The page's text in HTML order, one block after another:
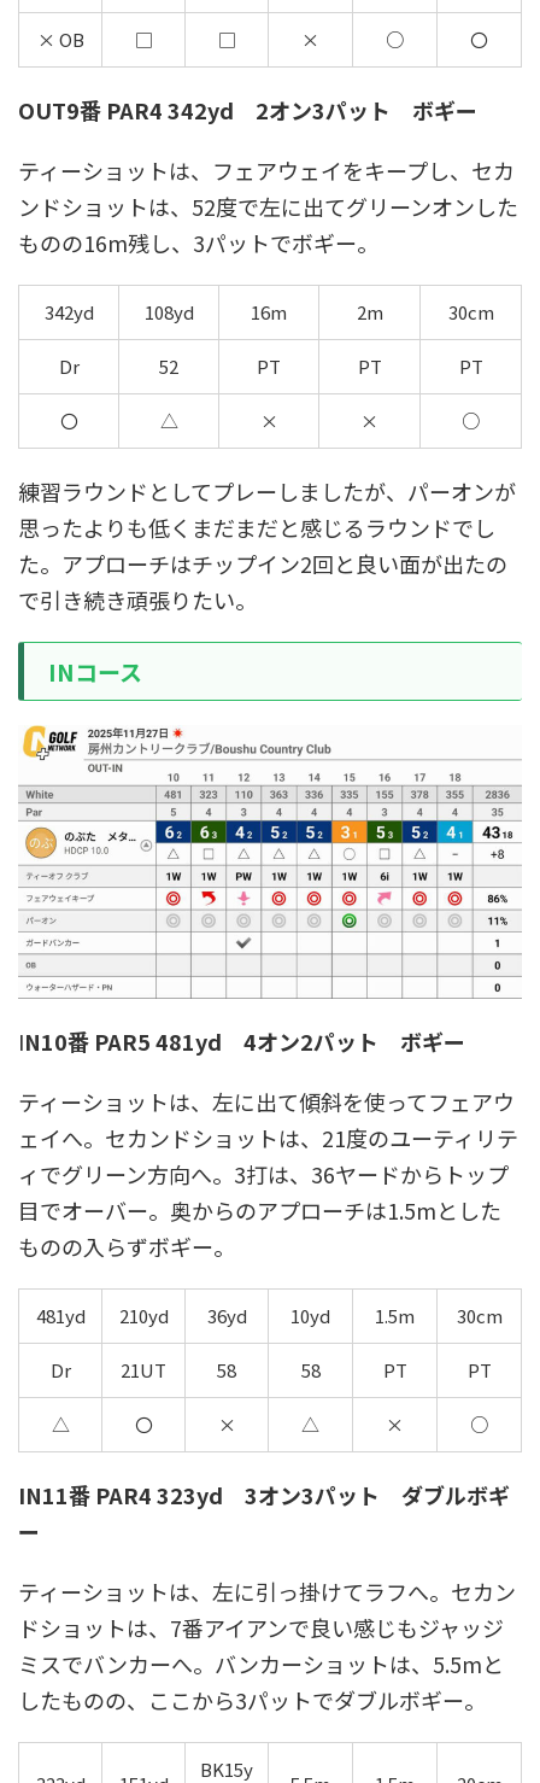
× OB □ □ × ○ 〇
OUT9番 PAR4 342yd 2オン3パット ボギー
ティーショットは、フェアウェイをキープし、セカ
ンドショットは、52度で左に出てグリーンオンした
ものの16m残し、3パットでボギー。
342yd 108yd 16m 2m 30cm
Dr 52 PT PT PT
〇 △ × × ○
練習ラウンドとしてプレーしましたが、パーオンが
思ったよりも低くまだまだと感じるラウンドでし
た。アプローチはチップイン2回と良い面が出たの
で引き続き頑張りたい。
INコース
IN10番 PAR5 481yd 4オン2パット ボギー
ティーショットは、左に出て傾斜を使ってフェアウ
ェイへ。セカンドショットは、21度のユーティリテ
ィでグリーン方向へ。3打は、36ヤードからトップ
目でオーバー。奥からのアプローチは1.5mとした
ものの入らずボギー。
481yd 210yd 36yd 10yd 1.5m 30cm
Dr 21UT 58 58 PT PT
△ 〇 × △ × ○
IN11番 PAR4 323yd 3オン3パット ダブルボギ
ー
ティーショットは、左に引っ掛けてラフへ。セカン
ドショットは、7番アイアンで良い感じもジャッジ
ミスでバンカーへ。バンカーショットは、5.5mと
したものの、ここから3パットでダブルボギー。
BK15y